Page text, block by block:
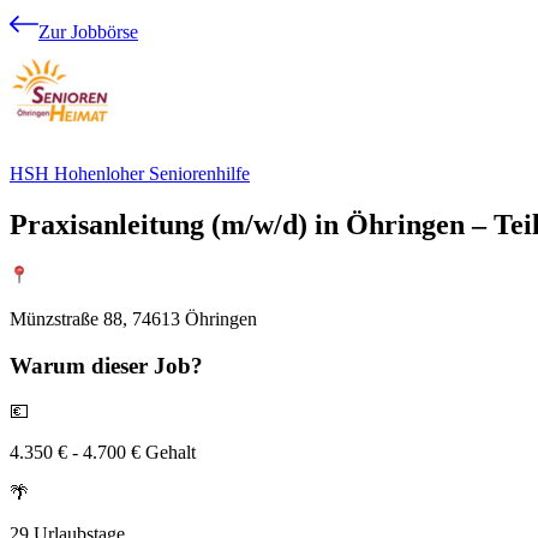
Zur Jobbörse
HSH Hohenloher Seniorenhilfe
Praxisanleitung (m/w/d) in Öhringen –
Münzstraße 88, 74613 Öhringen
Warum dieser Job?
💶
4.350 € - 4.700 € Gehalt
🌴